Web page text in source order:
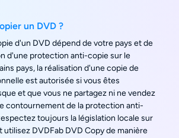
un DVD ?
d'un DVD dépend de votre pays et de
d'une protection anti-copie sur le
pays, la réalisation d'une copie de
est autorisée si vous êtes
et que vous ne partagez ni ne vendez
contournement de la protection anti-
toujours la législation locale sur
utilisez DVDFab DVD Copy de manière